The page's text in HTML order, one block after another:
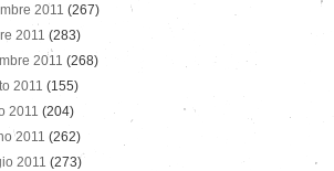
2011 (267)
2011 (283)
2011 (268)
2011 (155)
2011 (204)
2011 (262)
2011 (273)